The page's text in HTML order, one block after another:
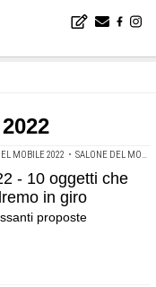
MOBILE 2022 • SALONE DEL MOBILE MILANO
- 10 oggetti che
in giro
proposte